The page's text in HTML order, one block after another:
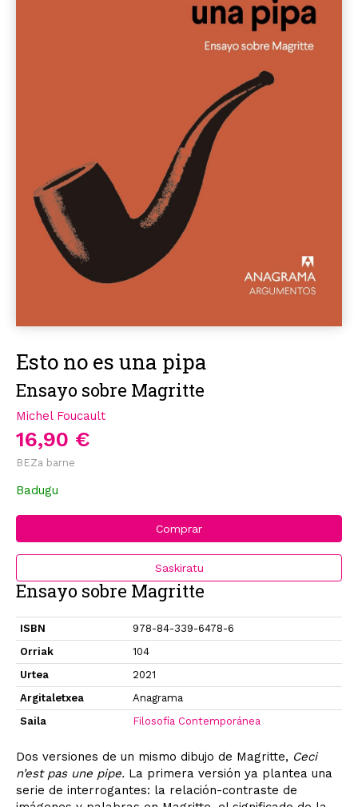
Esto no es una pipa
Ensayo sobre Magritte
Michel Foucault
16,90 €
BEZa barne
Badugu
Comprar
Saskiratu
Ensayo sobre Magritte
ISBN
978-84-339-6478-6
Orriak
104
Urtea
2021
Argitaletxea
Anagrama
Saila
Filosofía Contemporánea
Dos versiones de un mismo dibujo de Magritte, Ceci
n’est pas une pipe. La primera versión ya plantea una
serie de interrogantes: la relación-contraste de